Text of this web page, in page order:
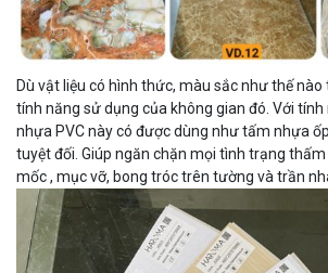
Dù vật liệu có hình thức, màu sắc như thế
tính năng sử dụng của không gian đó. Với
nhựa PVC này có được dùng như tấm nhựa
tuyệt đối. Giúp ngăn chặn mọi tình trạng
mốc , mục vỡ, bong tróc trên tường và trần